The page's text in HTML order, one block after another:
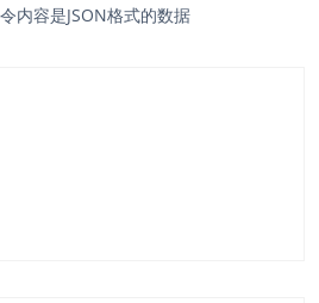
内容是JSON格式的数据